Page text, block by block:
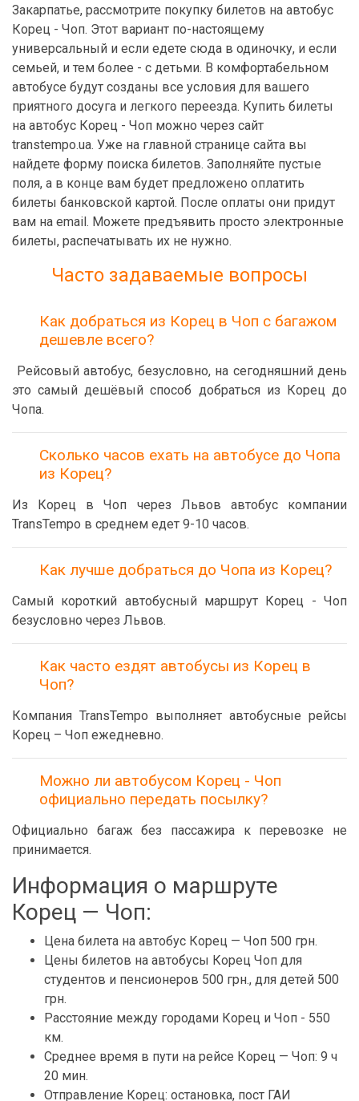
Закарпатье, рассмотрите покупку билетов на автобус
Корец - Чоп. Этот вариант по-настоящему
универсальный и если едете сюда в одиночку, и если
семьей, и тем более - с детьми. В комфортабельном
автобусе будут созданы все условия для вашего
приятного досуга и легкого переезда. Купить билеты
на автобус Корец - Чоп можно через сайт
transtempo.ua. Уже на главной странице сайта вы
найдете форму поиска билетов. Заполняйте пустые
поля, а в конце вам будет предложено оплатить
билеты банковской картой. После оплаты они придут
вам на email. Можете предъявить просто электронные
билеты, распечатывать их не нужно.
Часто задаваемые вопросы
Как добраться из Корец в Чоп с багажом
дешевле всего?
Рейсовый автобус, безусловно, на сегодняшний день
это самый дешёвый способ добраться из Корец до
Чопа.
Сколько часов ехать на автобусе до Чопа
из Корец?
Из Корец в Чоп через Львов автобус компании
TransTempo в среднем едет 9-10 часов.
Как лучше добраться до Чопа из Корец?
Самый короткий автобусный маршрут Корец - Чоп
безусловно через Львов.
Как часто ездят автобусы из Корец в
Чоп?
Компания TransTempo выполняет автобусные рейсы
Корец – Чоп ежедневно.
Можно ли автобусом Корец - Чоп
официально передать посылку?
Официально багаж без пассажира к перевозке не
принимается.
Информация о маршруте
Корец — Чоп:
Цена билета на автобус Корец — Чоп 500 грн.
Цены билетов на автобусы Корец Чоп для
студентов и пенсионеров 500 грн., для детей 500
грн.
Расстояние между городами Корец и Чоп - 550
км.
Среднее время в пути на рейсе Корец — Чоп: 9 ч
20 мин.
Отправление Корец: остановка, пост ГАИ